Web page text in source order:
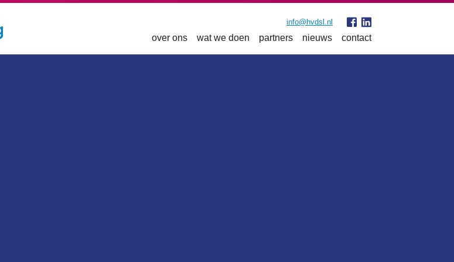
info@hvdsl.nl
over ons wat we doen partners nieuws contact